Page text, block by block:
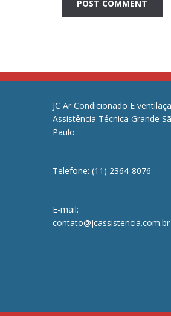
JC Ar Condicionado E
Assistência Técnica Grande
Paulo
Telefone: (11) 2364-8076
E-mail:
contato@jcassistencia.com.br